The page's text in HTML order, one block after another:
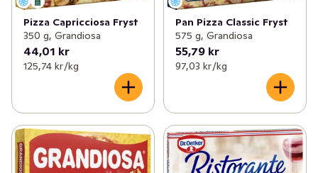
Pizza Capricciosa Fryst
350 g, Grandiosa
44,01 kr
125,74 kr /kg
Pan Pizza Classic Fryst
575 g, Grandiosa
55,79 kr
97,03 kr /kg